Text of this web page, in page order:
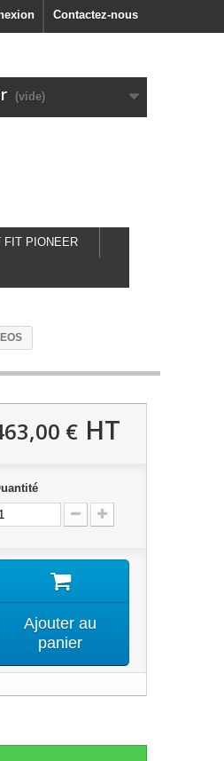
Contactez-nous
(vide)
FIT PIONEER
€HT
Ajouter au
panier